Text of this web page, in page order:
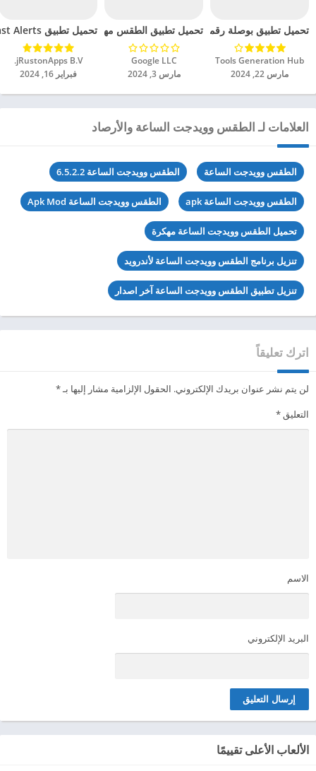
تحميل تطبيق بوصلة رقمية اتجاه مهكر للاندرويد 2024
Tools Generation Hub‏
مارس 22, 2024
تحميل تطبيق الطقس مهكر للاندرويد 2024
Google LLC‏
مارس 3, 2024
تحميل تطبيق My Aurora Forecast Alerts مهكر للاندرويد 2024
jRustonApps B.V.‏
فبراير 16, 2024
العلامات لـ الطقس وويدجت الساعة والأرصاد
الطقس وويدجت الساعة الطقس وويدجت الساعة 6.5.2.2
الطقس وويدجت الساعة apk الطقس وويدجت الساعة Apk Mod
تحميل الطقس وويدجت الساعة مهكرة
تنزيل برنامج الطقس وويدجت الساعة لأندرويد
تنزيل تطبيق الطقس وويدجت الساعة آخر اصدار
اترك تعليقاً
لن يتم نشر عنوان بريدك الإلكتروني. الحقول الإلزامية مشار إليها بـ*
التعليق*
الاسم
البريد الإلكتروني
الألعاب الأعلى تقييمًا